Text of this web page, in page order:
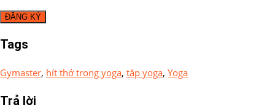
Tags
Gymaster, hít thở trong yoga, tập yoga, Yoga
Trả lời